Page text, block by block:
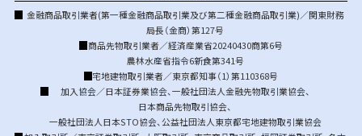
金融商品取引業者(第一種金融商品取引業及び第二種金融商品取引業)／関東財務
局長（金商）第127号
商品先物取引業者／経済産業省20240430商第6号
農林水産省指令6新食第341号
宅地建物取引業者／東京都知事（1）第110368号
加入協会／日本証券業協会、 一般社団法人金融先物取引業協会、
日本商品先物取引協会、
一般社団法人日本STO協会、 公益社団法人東京都宅地建物取引業協会